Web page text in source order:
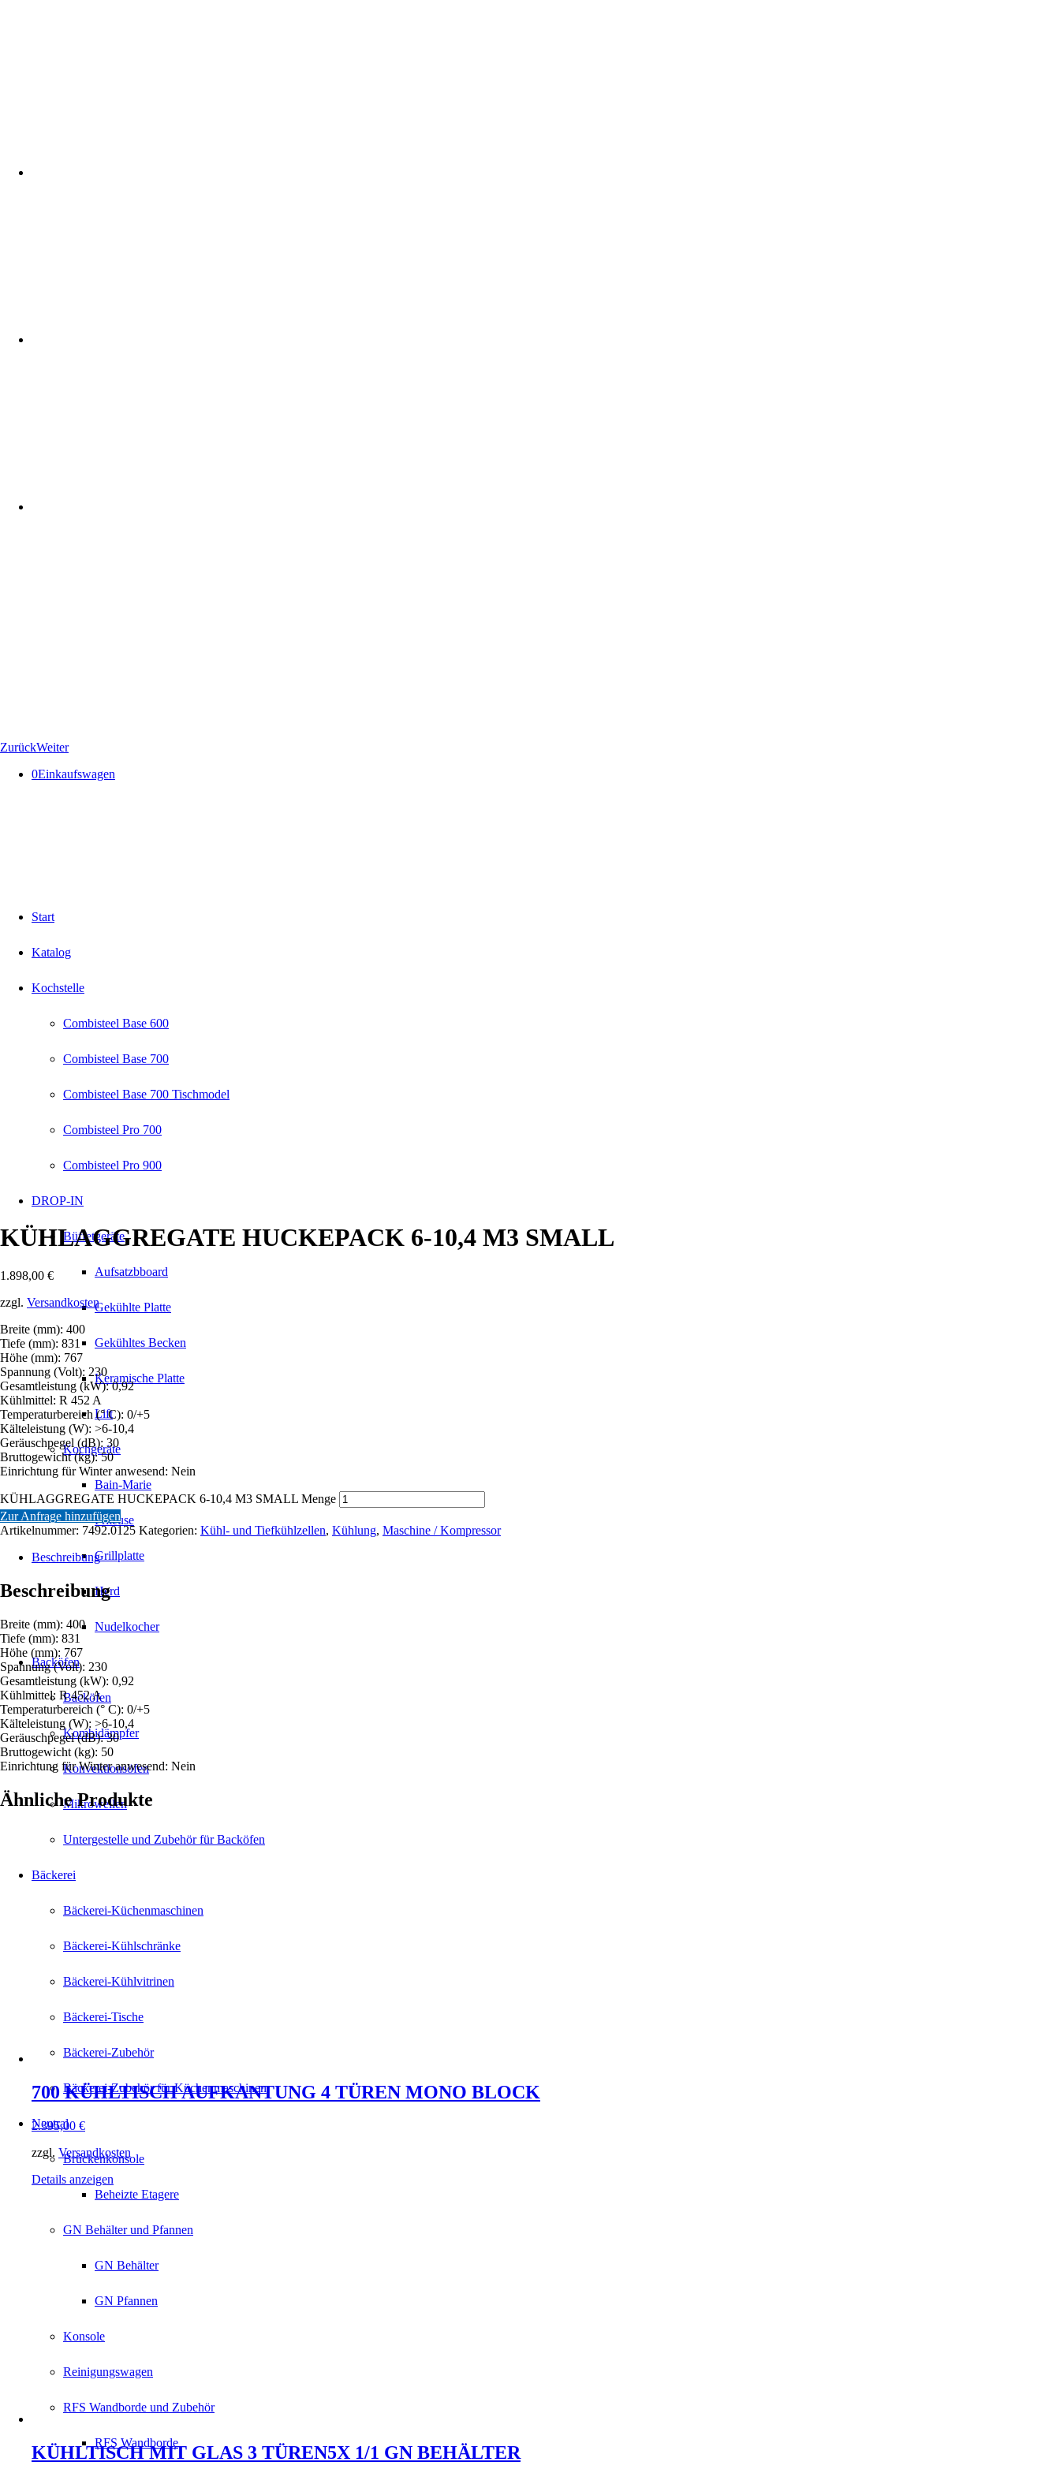
ZurückWeiter
0Einkaufswagen
Start
Katalog
Kochstelle
Combisteel Base 600
Combisteel Base 700
Combisteel Base 700 Tischmodel
Combisteel Pro 700
Combisteel Pro 900
DROP-IN
Büffetgeräte
Aufsatzbboard
Gekühlte Platte
Gekühltes Becken
Keramische Platte
Lift
Kochgeräte
Bain-Marie
Friteuse
Grillplatte
Herd
Nudelkocher
Backöfen
Backöfen
Kombidämpfer
Konvektionsöfen
Mikrowellen
Untergestelle und Zubehör für Backöfen
Bäckerei
Bäckerei-Küchenmaschinen
Bäckerei-Kühlschränke
Bäckerei-Kühlvitrinen
Bäckerei-Tische
Bäckerei-Zubehör
Bäckerei-Zubehör für Küchenmaschinen
Neutral
Brückenkonsole
Beheizte Etagere
GN Behälter und Pfannen
GN Behälter
GN Pfannen
Konsole
Reinigungswagen
RFS Wandborde und Zubehör
RFS Wandborde
KÜHLAGGREGATE HUCKEPACK 6-10,4 M3 SMALL
1.898,00 €
zzgl. Versandkosten
Breite (mm): 400
Tiefe (mm): 831
Höhe (mm): 767
Spannung (Volt): 230
Gesamtleistung (kW): 0,92
Kühlmittel: R 452 A
Temperaturbereich (° C): 0/+5
Kälteleistung (W): >6-10,4
Geräuschpegel (dB): 30
Bruttogewicht (kg): 50
Einrichtung für Winter anwesend: Nein
KÜHLAGGREGATE HUCKEPACK 6-10,4 M3 SMALL Menge
Zur Anfrage hinzufügen
Artikelnummer: 7492.0125 Kategorien: Kühl- und Tiefkühlzellen, Kühlung, Maschine / Kompressor
Beschreibung
Beschreibung
Breite (mm): 400
Tiefe (mm): 831
Höhe (mm): 767
Spannung (Volt): 230
Gesamtleistung (kW): 0,92
Kühlmittel: R 452 A
Temperaturbereich (° C): 0/+5
Kälteleistung (W): >6-10,4
Geräuschpegel (dB): 30
Bruttogewicht (kg): 50
Einrichtung für Winter anwesend: Nein
Ähnliche Produkte
700 KÜHLTISCH AUFKANTUNG 4 TÜREN MONO BLOCK
2.395,00 €
zzgl. Versandkosten
Details anzeigen
KÜHLTISCH MIT GLAS 3 TÜREN5X 1/1 GN BEHÄLTER